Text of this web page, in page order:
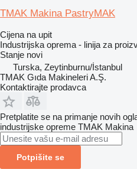
TMAK Makina PastryMAK
Cijena na upit
Industrijska oprema - linija za
Stanje novi
Turska, Zeytinburnu/İstanbul
TMAK Gıda Makineleri A.Ş.
Kontaktirajte prodavca
Pretplatite se na primanje novih
industrijske opreme TMAK Makina
Potpišite se